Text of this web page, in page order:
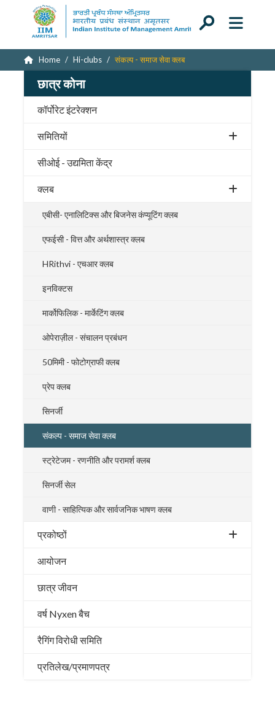
Home Hi-clubs संकल्प - समाज सेवा क्लब
छात्र कोना
कॉर्पोरेट इंटरेक्शन
समितियों
सीओई - उद्यमिता केंद्र
क्लब
एबीसी- एनालिटिक्स और बिजनेस कंप्यूटिंग क्लब
एफईसी - वित्त और अर्थशास्त्र क्लब
HRithvi - एचआर क्लब
इनविक्टस
मार्कोफिलिक - मार्केटिंग क्लब
ओपेराज़ील - संचालन प्रबंधन
50मिमी - फोटोग्राफी क्लब
प्रेप क्लब
सिनर्जी
संकल्प - समाज सेवा क्लब
स्ट्रेटेजम - रणनीति और परामर्श क्लब
सिनर्जी सेल
वाणी - साहित्यिक और सार्वजनिक भाषण क्लब
प्रकोष्ठों
आयोजन
छात्र जीवन
वर्ष Nyxen बैच
रैगिंग विरोधी समिति
प्रतिलेख/प्रमाणपत्र